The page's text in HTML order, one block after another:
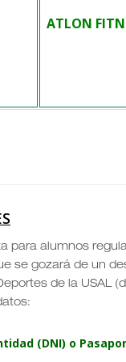
ATLON
para alumnos
se gozará de un
de la USAL
(DNI) o